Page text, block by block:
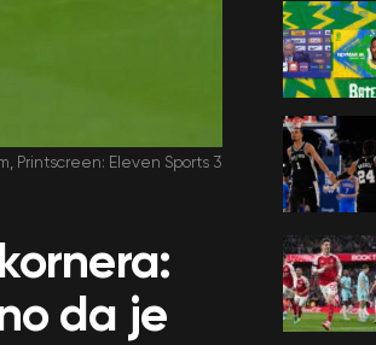
Printscreen: Eleven Sports 3
da je